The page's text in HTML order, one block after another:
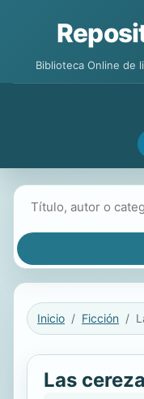
Biblioteca Online de
Inicio Ficción
Las